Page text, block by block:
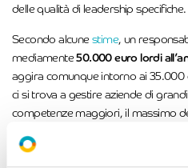
delle qualità di leadership specifiche.
Secondo alcunestime, un
mediamente50.000 euro lordi
aggira comunque intorno ai
ci si trova a gestire aziende di
competenze maggiori, il massimo